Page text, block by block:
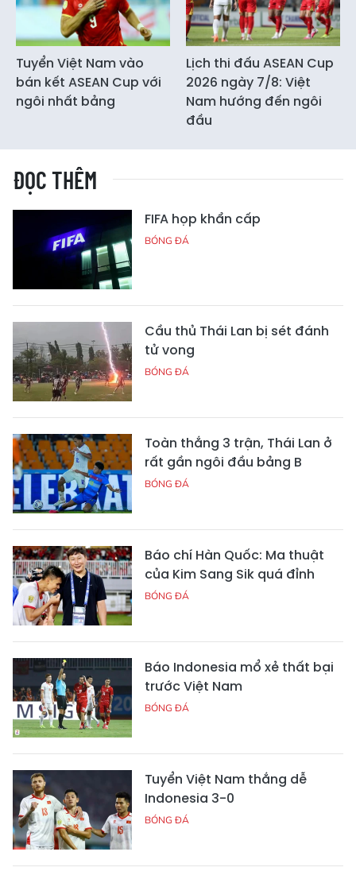
Tuyển Việt Nam vào
bán kết ASEAN Cup với
ngôi nhất bảng
Lịch thi đấu ASEAN Cup
2026 ngày 7/8: Việt
Nam hướng đến ngôi
đầu
ĐỌC THÊM
FIFA họp khẩn cấp
BÓNG ĐÁ
Cầu thủ Thái Lan bị sét đánh
tử vong
BÓNG ĐÁ
Toàn thắng 3 trận, Thái Lan ở
rất gần ngôi đầu bảng B
BÓNG ĐÁ
Báo chí Hàn Quốc: Ma thuật
của Kim Sang Sik quá đỉnh
BÓNG ĐÁ
Báo Indonesia mổ xẻ thất bại
trước Việt Nam
BÓNG ĐÁ
Tuyển Việt Nam thắng dễ
Indonesia 3-0
BÓNG ĐÁ